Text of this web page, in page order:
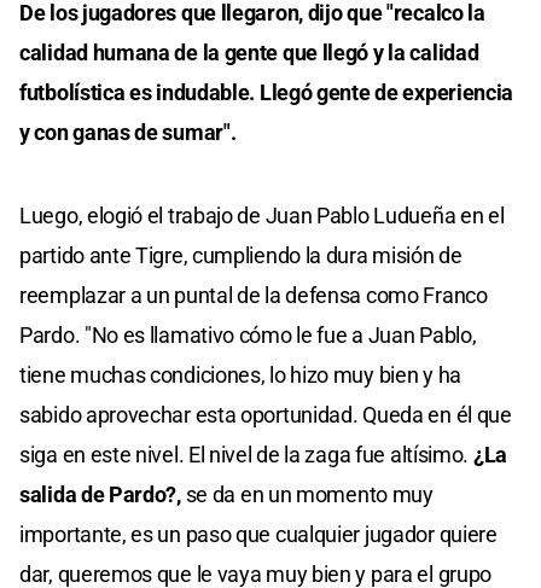
De los jugadores que llegaron, dijo que "recalco la
calidad humana de la gente que llegó y la calidad
futbolística es indudable. Llegó gente de experiencia
y con ganas de sumar".
Luego, elogió el trabajo de Juan Pablo Ludueña en el
partido ante Tigre, cumpliendo la dura misión de
reemplazar a un puntal de la defensa como Franco
Pardo. "No es llamativo cómo le fue a Juan Pablo,
tiene muchas condiciones, lo hizo muy bien y ha
sabido aprovechar esta oportunidad. Queda en él que
siga en este nivel. El nivel de la zaga fue altísimo. ¿La
salida de Pardo?,se da en un momento muy
importante, es un paso que cualquier jugador quiere
dar, queremos que le vaya muy bien y para el grupo